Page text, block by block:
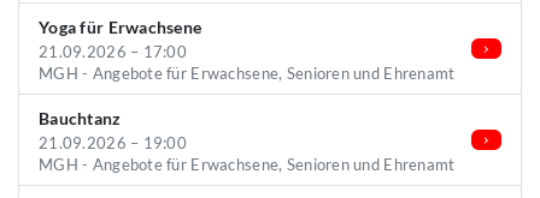
Yoga für Erwachsene
21.09.2026 – 17:00
MGH - Angebote für Erwachsene, Senioren und Ehrenamt
Bauchtanz
21.09.2026 – 19:00
MGH - Angebote für Erwachsene, Senioren und Ehrenamt